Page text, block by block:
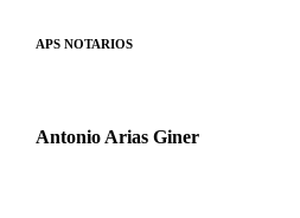
APS NOTARIOS
Antonio Arias Giner